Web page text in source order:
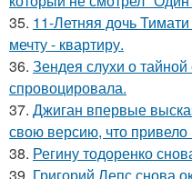
35. 11-Летняя дочь
мечту - квартиру.
36. Зендея слухи о
спровоцировала.
37. Джиган впервые
свою версию, что
38. Регину тодоренко